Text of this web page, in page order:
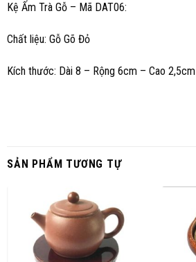
Kệ Ấm Trà Gỗ – Mã DAT06:
Chất liệu: Gỗ Gõ Đỏ
Kích thước: Dài 8 – Rộng 6cm – Cao 2,5cm
SẢN PHẨM TƯƠNG TỰ